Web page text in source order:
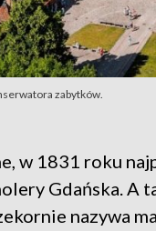
zabytków.
w 1831 roku
Gdańska. A
nazywa